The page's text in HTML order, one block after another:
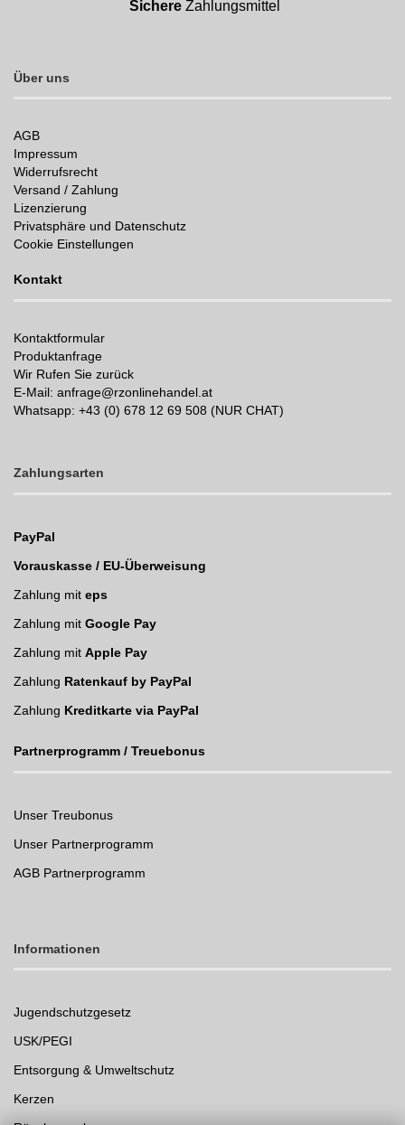
Sichere Zahlungsmittel
Über uns
AGB
Impressum
Widerrufsrecht
Versand / Zahlung
Lizenzierung
Privatsphäre und Datenschutz
Cookie Einstellungen
Kontakt
Kontaktformular
Produktanfrage
Wir Rufen Sie zurück
E-Mail: anfrage@rzonlinehandel.at
Whatsapp: +43 (0) 678 12 69 508 (NUR CHAT)
Zahlungsarten
PayPal
Vorauskasse / EU-Überweisung
Zahlung mit eps
Zahlung mit Google Pay
Zahlung mit Apple Pay
Zahlung Ratenkauf by PayPal
Zahlung Kreditkarte via PayPal
Partnerprogramm / Treuebonus
Unser Treubonus
Unser Partnerprogramm
AGB Partnerprogramm
Informationen
Jugendschutzgesetz
USK/PEGI
Entsorgung & Umweltschutz
Kerzen